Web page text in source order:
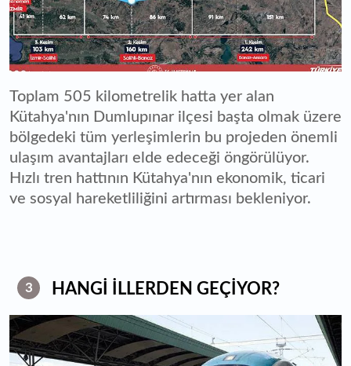
Toplam 505 kilometrelik hatta yer alan
Kütahya'nın Dumlupınar ilçesi başta olmak üzere
bölgedeki tüm yerleşimlerin bu projeden önemli
ulaşım avantajları elde edeceği öngörülüyor.
Hızlı tren hattının Kütahya'nın ekonomik, ticari
ve sosyal hareketliliğini artırması bekleniyor.
3 HANGİ İLLERDEN GEÇİYOR?